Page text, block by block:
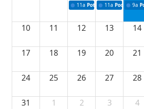
11a Potpisivanje ugovora
11a Podrška9a
10 11 12 13 14
17 18 19 20 21
24 25 26 27 28
31 1 2 3 4